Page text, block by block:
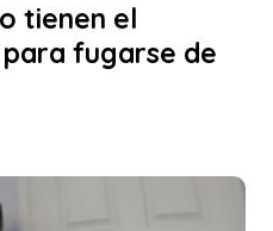
tienen el
fugarse de